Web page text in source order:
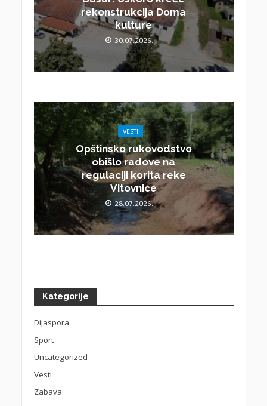
rekonstrukcija Doma
kulture
30.07.2026.
VESTI
Opštinsko rukovodstvo
obišlo radove na
regulaciji korita reke
Vitovnice
28.07.2026.
Kategorije
Dijaspora
Sport
Uncategorized
Vesti
Zabava